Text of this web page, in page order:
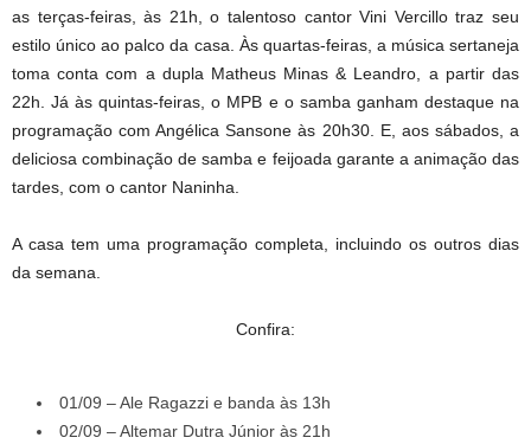
as terças-feiras, às 21h, o talentoso cantor Vini Vercillo traz seu
estilo único ao palco da casa. Às quartas-feiras, a música sertaneja
toma conta com a dupla Matheus Minas & Leandro, a partir das
22h. Já às quintas-feiras, o MPB e o samba ganham destaque na
programação com Angélica Sansone às 20h30. E, aos sábados, a
deliciosa combinação de samba e feijoada garante a animação das
tardes, com o cantor Naninha.
A casa tem uma programação completa, incluindo os outros dias
da semana.
Confira:
01/09 – Ale Ragazzi e banda às 13h
02/09 – Altemar Dutra Júnior às 21h